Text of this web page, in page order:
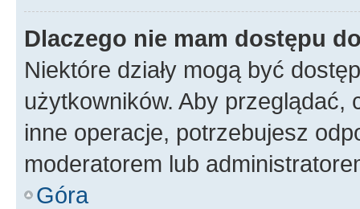
Dlaczego nie mam dostępu
Niektóre działy mogą być
użytkowników. Aby
inne operacje, potrzebujesz
moderatorem lub
Góra